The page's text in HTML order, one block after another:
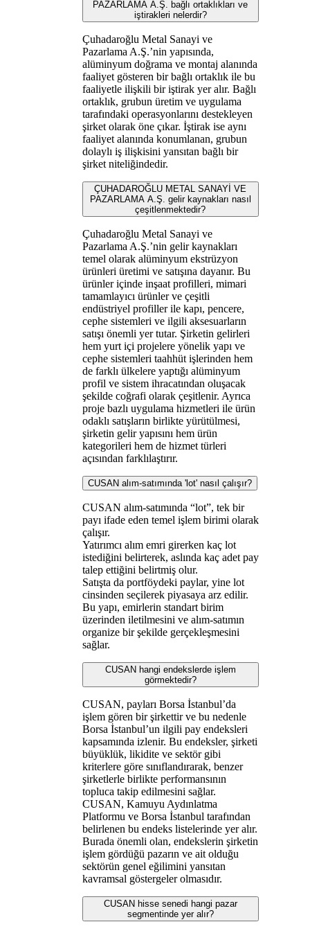
PAZARLAMA A.Ş. bağlı ortaklıkları ve
iştirakleri nelerdir?
Çuhadaroğlu Metal Sanayi ve
Pazarlama A.Ş.’nin yapısında,
alüminyum doğrama ve montaj alanında
faaliyet gösteren bir bağlı ortaklık ile bu
faaliyetle ilişkili bir iştirak yer alır. Bağlı
ortaklık, grubun üretim ve uygulama
tarafındaki operasyonlarını destekleyen
şirket olarak öne çıkar. İştirak ise aynı
faaliyet alanında konumlanan, grubun
dolaylı iş ilişkisini yansıtan bağlı bir
şirket niteliğindedir.
ÇUHADAROĞLU METAL SANAYİ VE
PAZARLAMA A.Ş. gelir kaynakları nasıl
çeşitlenmektedir?
Çuhadaroğlu Metal Sanayi ve
Pazarlama A.Ş.’nin gelir kaynakları
temel olarak alüminyum ekstrüzyon
ürünleri üretimi ve satışına dayanır. Bu
ürünler içinde inşaat profilleri, mimari
tamamlayıcı ürünler ve çeşitli
endüstriyel profiller ile kapı, pencere,
cephe sistemleri ve ilgili aksesuarların
satışı önemli yer tutar. Şirketin gelirleri
hem yurt içi projelere yönelik yapı ve
cephe sistemleri taahhüt işlerinden hem
de farklı ülkelere yaptığı alüminyum
profil ve sistem ihracatından oluşacak
şekilde coğrafi olarak çeşitlenir. Ayrıca
proje bazlı uygulama hizmetleri ile ürün
odaklı satışların birlikte yürütülmesi,
şirketin gelir yapısını hem ürün
kategorileri hem de hizmet türleri
açısından farklılaştırır.
CUSAN alım-satımında 'lot' nasıl çalışır?
CUSAN alım-satımında “lot”, tek bir
payı ifade eden temel işlem birimi olarak
çalışır.
Yatırımcı alım emri girerken kaç lot
istediğini belirterek, aslında kaç adet pay
talep ettiğini belirtmiş olur.
Satışta da portföydeki paylar, yine lot
cinsinden seçilerek piyasaya arz edilir.
Bu yapı, emirlerin standart birim
üzerinden iletilmesini ve alım-satımın
organize bir şekilde gerçekleşmesini
sağlar.
CUSAN hangi endekslerde işlem
görmektedir?
CUSAN, payları Borsa İstanbul’da
işlem gören bir şirkettir ve bu nedenle
Borsa İstanbul’un ilgili pay endeksleri
kapsamında izlenir. Bu endeksler, şirketi
büyüklük, likidite ve sektör gibi
kriterlere göre sınıflandırarak, benzer
şirketlerle birlikte performansının
topluca takip edilmesini sağlar.
CUSAN, Kamuyu Aydınlatma
Platformu ve Borsa İstanbul tarafından
belirlenen bu endeks listelerinde yer alır.
Burada önemli olan, endekslerin şirketin
işlem gördüğü pazarın ve ait olduğu
sektörün genel eğilimini yansıtan
kavramsal göstergeler olmasıdır.
CUSAN hisse senedi hangi pazar
segmentinde yer alır?